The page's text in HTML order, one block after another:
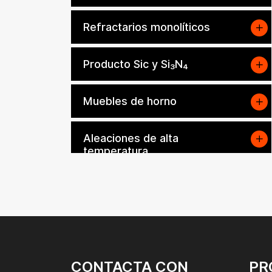
Refractarios monolíticos
Producto Sic y Si₃N₄
Muebles de horno
Aleaciones de alta
temperatura
CONTACTA CON